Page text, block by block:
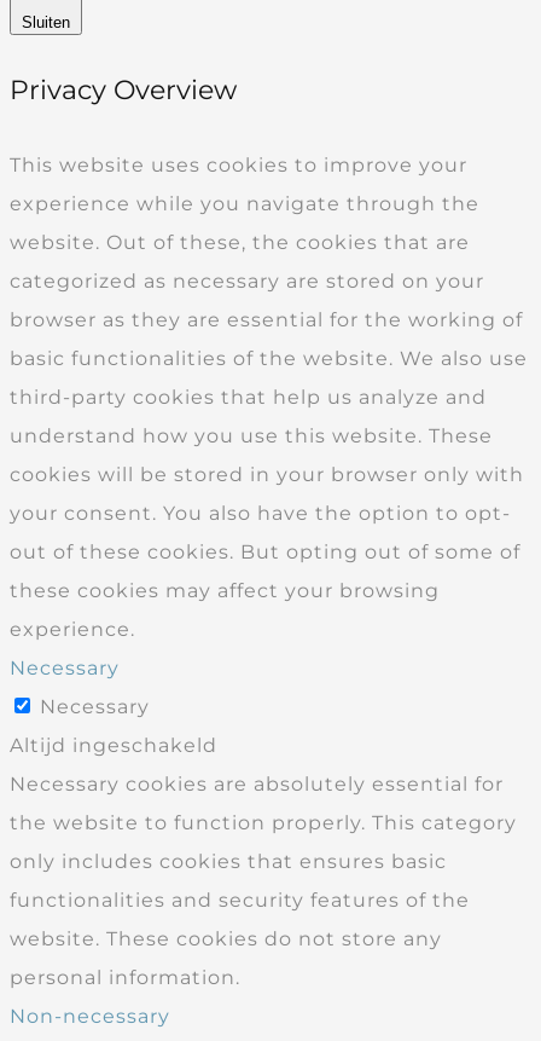
Sluiten
Privacy Overview
This website uses cookies to improve your
experience while you navigate through the
website. Out of these, the cookies that are
categorized as necessary are stored on your
browser as they are essential for the working of
basic functionalities of the website. We also use
third-party cookies that help us analyze and
understand how you use this website. These
cookies will be stored in your browser only with
your consent. You also have the option to opt-
out of these cookies. But opting out of some of
these cookies may affect your browsing
experience.
Necessary
Necessary
Altijd ingeschakeld
Necessary cookies are absolutely essential for
the website to function properly. This category
only includes cookies that ensures basic
functionalities and security features of the
website. These cookies do not store any
personal information.
Non-necessary